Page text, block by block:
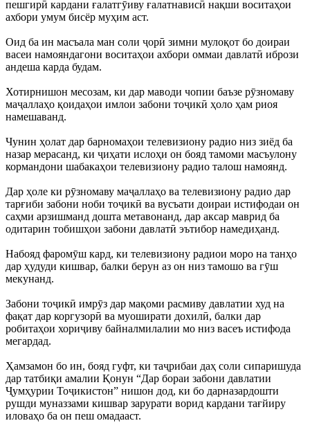
пешгирӣ кардани ғалатгӯиву ғалатнависӣ нақши воситаҳои
ахбори умум бисёр муҳим аст.
Оид ба ин масъала ман соли ҷорӣ зимни мулоқот бо доираи
васеи намояндагони воситаҳои ахбори оммаи давлатӣ ибрози
андеша карда будам.
Хотирнишон месозам, ки дар маводи чопии баъзе рӯзномаву
маҷаллаҳо қоидаҳои имлои забони тоҷикӣ ҳоло ҳам риоя
намешаванд.
Чунин ҳолат дар барномаҳои телевизиону радио низ зиёд ба
назар мерасанд, ки ҷиҳати ислоҳи он бояд тамоми масъулону
кормандони шабакаҳои телевизиону радио талош намоянд.
Дар ҳоле ки рӯзномаву маҷаллаҳо ва телевизиону радио дар
тарғиби забони ноби тоҷикӣ ва вусъати доираи истифодаи он
саҳми арзишманд дошта метавонанд, дар аксар маврид ба
одитарин тобишҳои забони давлатӣ эътибор намедиҳанд.
Набояд фаромӯш кард, ки телевизиону радиои моро на танҳо
дар ҳудуди кишвар, балки берун аз он низ тамошо ва гӯш
мекунанд.
Забони тоҷикӣ имрӯз дар мақоми расмиву давлатии худ на
фақат дар коргузорӣ ва муоширати дохилӣ, балки дар
робитаҳои хориҷиву байналмилалии мо низ васеъ истифода
мегардад.
Ҳамзамон бо ин, бояд гуфт, ки таҷрибаи даҳ соли сипаришуда
дар татбиқи амалии Қонун “Дар бораи забони давлатии
Ҷумҳурии Тоҷикистон” нишон дод, ки бо дарназардошти
рушди муназзами кишвар зарурати ворид кардани тағйиру
иловаҳо ба он пеш омадааст.